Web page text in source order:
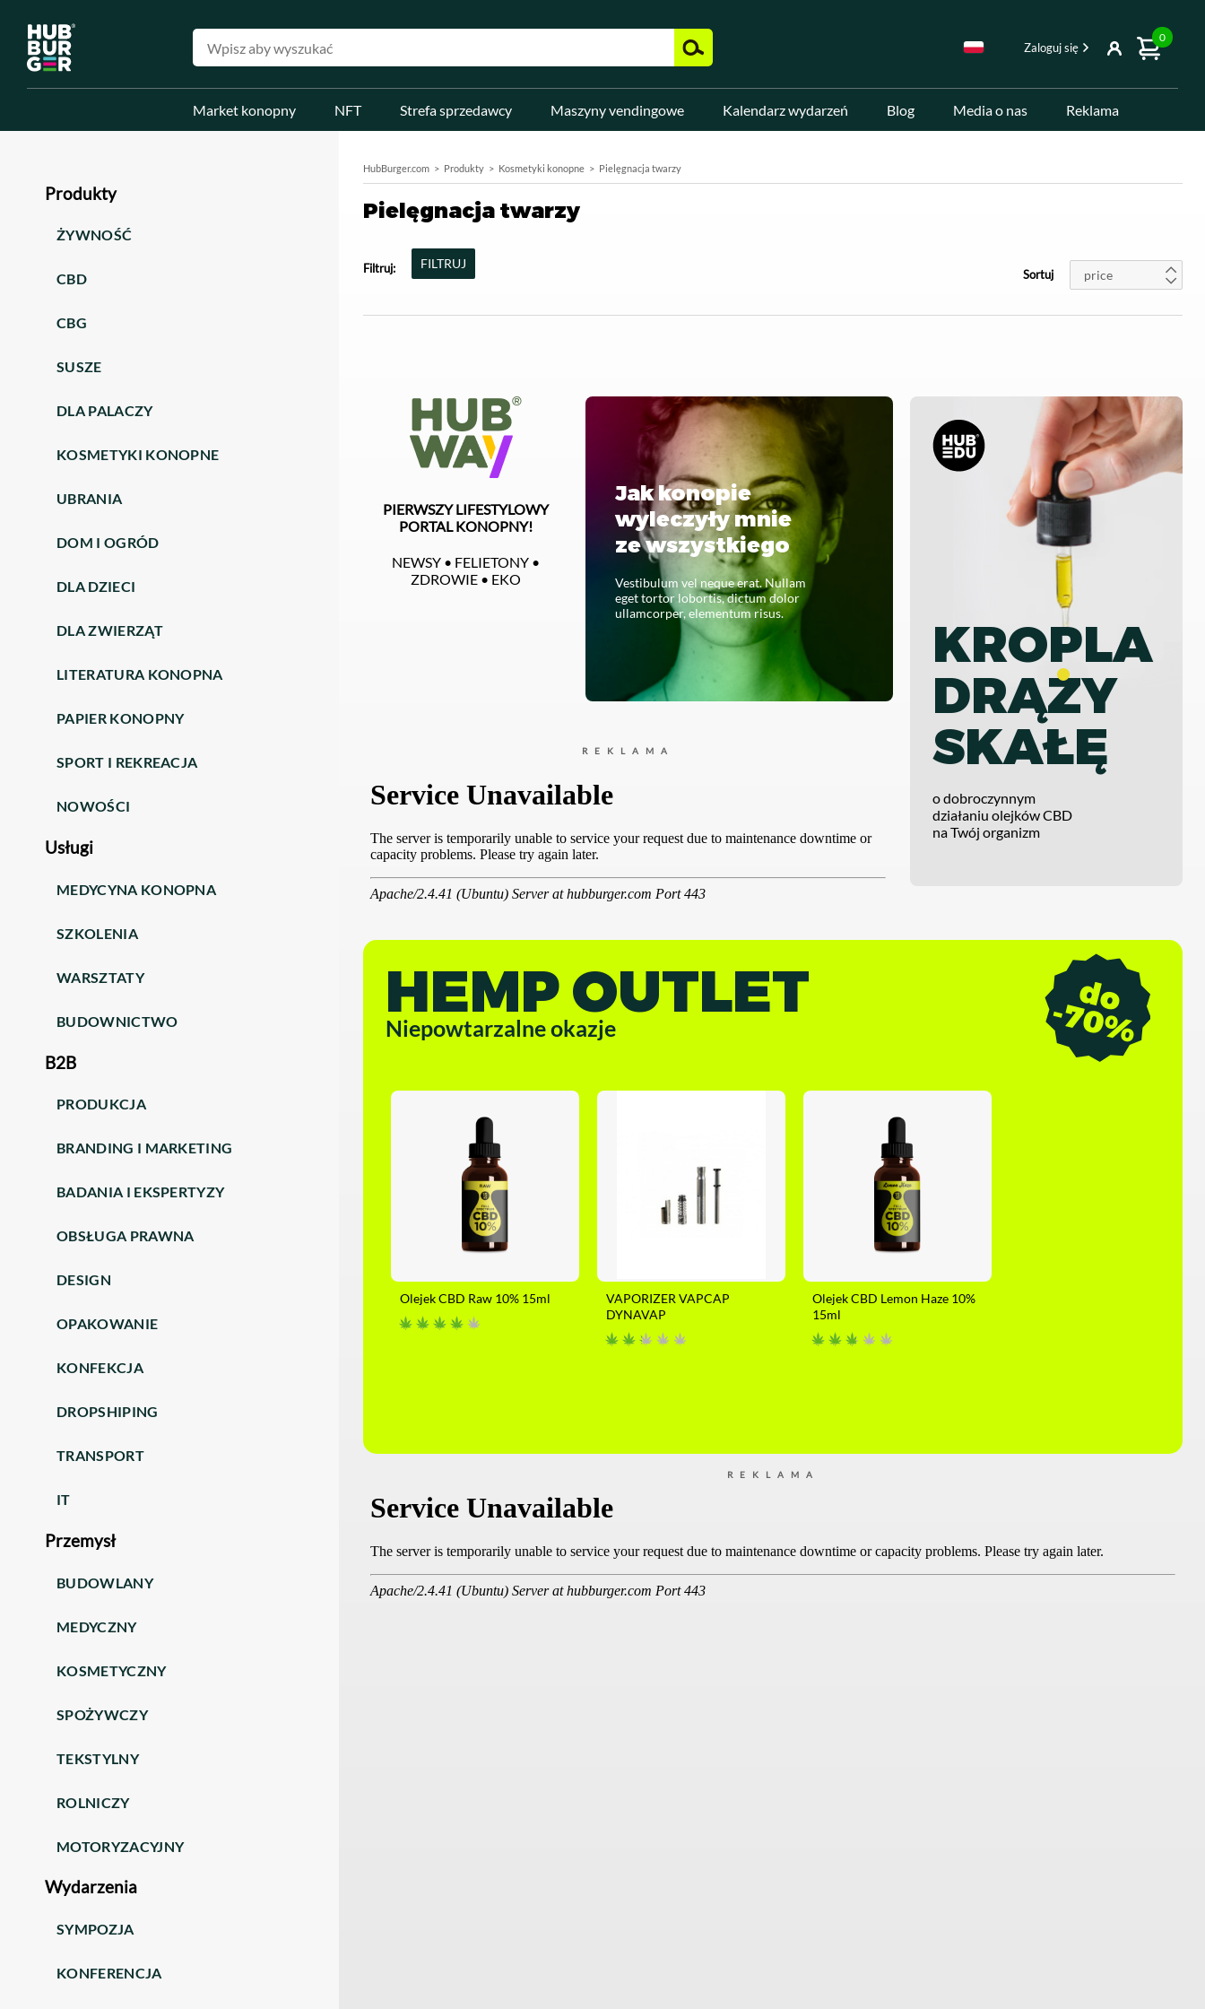
Zaloguj się
0
Market konopny NFT Strefa sprzedawcy Maszyny vendingowe Kalendarz wydarzeń Blog Media o nas Reklama
Produkty
ŻYWNOŚĆ
CBD
CBG
SUSZE
DLA PALACZY
KOSMETYKI KONOPNE
UBRANIA
DOM I OGRÓD
DLA DZIECI
DLA ZWIERZĄT
LITERATURA KONOPNA
PAPIER KONOPNY
SPORT I REKREACJA
NOWOŚCI
Usługi
MEDYCYNA KONOPNA
SZKOLENIA
WARSZTATY
BUDOWNICTWO
B2B
PRODUKCJA
BRANDING I MARKETING
BADANIA I EKSPERTYZY
OBSŁUGA PRAWNA
DESIGN
OPAKOWANIE
KONFEKCJA
DROPSHIPING
TRANSPORT
IT
Przemysł
BUDOWLANY
MEDYCZNY
KOSMETYCZNY
SPOŻYWCZY
TEKSTYLNY
ROLNICZY
MOTORYZACYJNY
Wydarzenia
SYMPOZJA
KONFERENCJA
HubBurger.com Produkty Kosmetyki konopne Pielęgnacja twarzy
Pielęgnacja twarzy
Filtruj: FILTRUJ
Sortuj price
PIERWSZY LIFESTYLOWY
PORTAL KONOPNY!
NEWSY • FELIETONY •
ZDROWIE • EKO
Jak konopie
wyleczyły mnie
ze wszystkiego
Vestibulum vel neque erat. Nullam
eget tortor lobortis, dictum dolor
ullamcorper, elementum risus.
CZYTAJ CAŁOŚĆ
KROPLA
DRĄZY
SKAŁĘ
o dobroczynnym
działaniu olejków CBD
na Twój organizm
REKLAMA
HEMP OUTLET
Niepowtarzalne okazje
d
o
-
7
0
%
Olejek CBD Raw 10% 15ml
VAPORIZER VAPCAP
DYNAVAP
Olejek CBD Lemon Haze 10%
15ml
REKLAMA